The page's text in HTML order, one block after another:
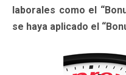
laborales como el
se haya aplicado el